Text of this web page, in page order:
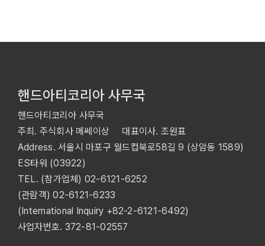
핸드아티코리아 사무국
핸드아티코리아 사무국
주최. 주식회사 메쎄이상 대표이사. 조원표
Address. 서울시 마포구 월드컵북로58길 9 (상암동 1589)
ES타워 (03922)
TEL. (참가업체) 02-6121-6252
(관람객)02-6121-6233
(International Inquiry +82-2-6121-6492)
사업자번호. 372-81-02557